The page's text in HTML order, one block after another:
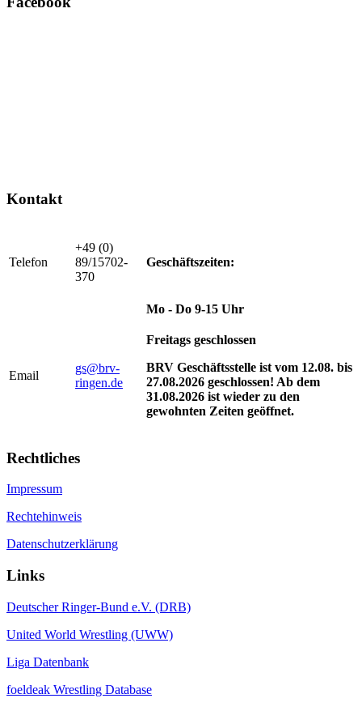
Kontakt
Telefon
+49 (0)
89/15702-
370
Geschäftszeiten:
Mo - Do 9-15 Uhr
Email
gs@brv-
ringen.de
Freitags geschlossen
BRV Geschäftsstelle ist vom 12.08. bis
27.08.2026 geschlossen! Ab dem
31.08.2026 ist wieder zu den
gewohnten Zeiten geöffnet.
Rechtliches
Impressum
Rechtehinweis
Datenschutzerklärung
Links
Deutscher Ringer-Bund e.V. (DRB)
United World Wrestling (UWW)
Liga Datenbank
foeldeak Wrestling Database